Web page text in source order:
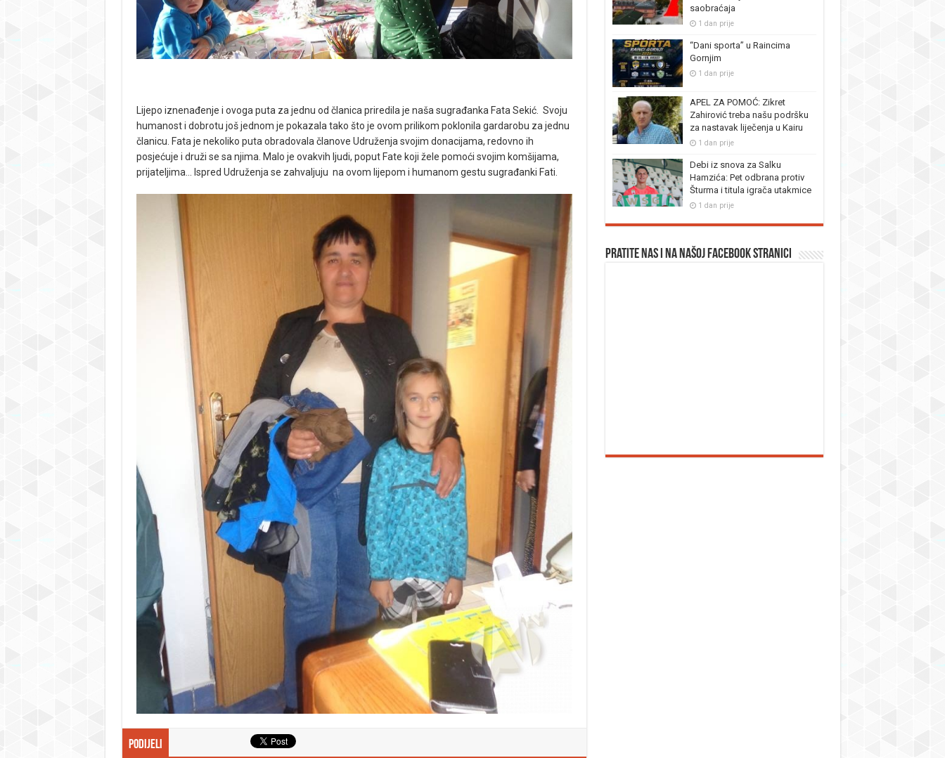
Lijepo iznenađenje i ovoga puta za jednu od članica priredila je naša sugrađanka Fata Sekić. Svoju
humanost i dobrotu još jednom je pokazala tako što je ovom prilikom poklonila gardarobu za jednu
članicu. Fata je nekoliko puta obradovala članove Udruženja svojim donacijama, redovno ih
posjećuje i druži se sa njima. Malo je ovakvih ljudi, poput Fate koji žele pomoći svojim komšijama,
prijateljima… Ispred Udruženja se zahvaljuju na ovom lijepom i humanom gestu sugrađanki Fati.
Podijeli
saobraćaja
1 dan prije
“Dani sporta” u Raincima
Gornjim
1 dan prije
APEL ZA POMOĆ: Zikret
Zahirović treba našu podršku
za nastavak liječenja u Kairu
1 dan prije
Debi iz snova za Salku
Hamzića: Pet odbrana protiv
Šturma i titula igrača utakmice
1 dan prije
Pratite nas i na našoj facebook stranici